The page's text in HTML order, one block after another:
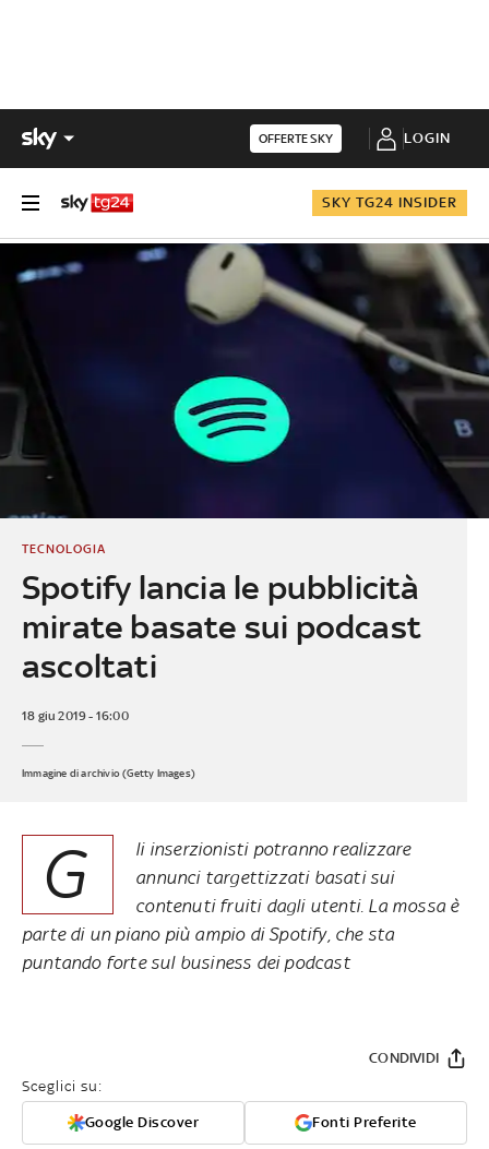
OFFERTE SKY LOGIN
SKY TG24 INSIDER
Spotify lancia le pubblicità
mirate basate sui podcast
ascoltati
TECNOLOGIA
18 giu 2019 - 16:00
Immagine di archivio (Getty Images)
G
li inserzionisti potranno realizzare
annunci targettizzati basati sui
contenuti fruiti dagli utenti. La mossa è
parte di un piano più ampio di Spotify, che sta
puntando forte sul business dei podcast
Sceglici su:
Google Discover Fonti Preferite
CONDIVIDI